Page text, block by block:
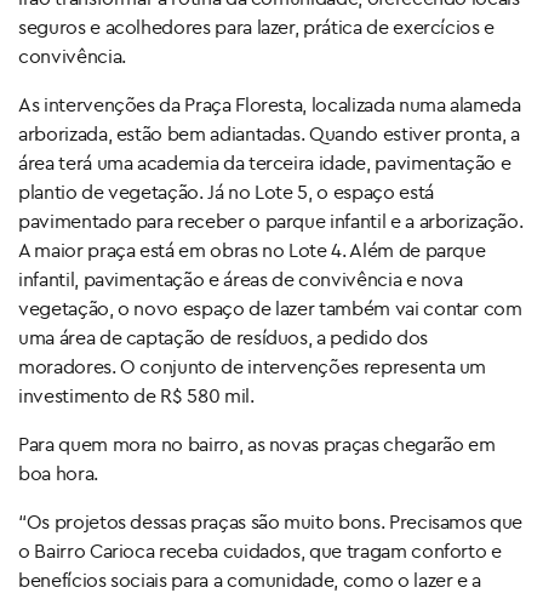
seguros e acolhedores para lazer, prática de exercícios e
convivência.
As intervenções da Praça Floresta, localizada numa alameda
arborizada, estão bem adiantadas. Quando estiver pronta, a
área terá uma academia da terceira idade, pavimentação e
plantio de vegetação. Já no Lote 5, o espaço está
pavimentado para receber o parque infantil e a arborização.
A maior praça está em obras no Lote 4. Além de parque
infantil, pavimentação e áreas de convivência e nova
vegetação, o novo espaço de lazer também vai contar com
uma área de captação de resíduos, a pedido dos
moradores. O conjunto de intervenções representa um
investimento de R$ 580 mil.
Para quem mora no bairro, as novas praças chegarão em
boa hora.
“Os projetos dessas praças são muito bons. Precisamos que
o Bairro Carioca receba cuidados, que tragam conforto e
benefícios sociais para a comunidade, como o lazer e a